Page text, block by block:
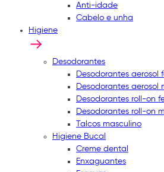
Anti-idade
Cabelo e unha
Higiene
Desodorantes
Desodorantes aerosol
Desodorantes aerosol
Desodorantes roll-on
Desodorantes roll-on
Talcos masculino
Higiene Bucal
Creme dental
Enxaguantes